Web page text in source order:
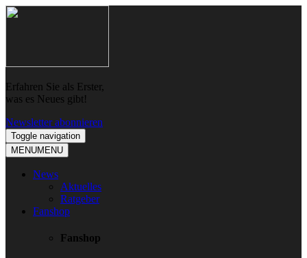
Skip
Skip
Erfahren Sie als Erster,
was es Neues gibt!
Newsletter abonnieren
Toggle navigation
MENUMENU
News
Aktuelles
Ratgeber
Fanshop
Fanshop